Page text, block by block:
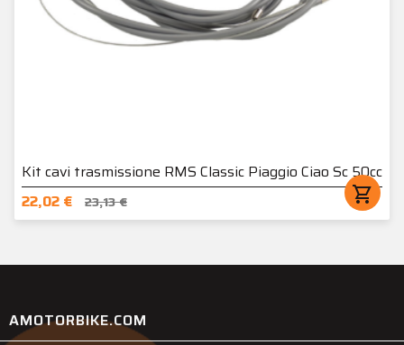
Kit cavi trasmissione RMS Classic Piaggio Ciao Sc 50cc
22,02 €
23,13 € shopping_cart
AMOTORBIKE.COM